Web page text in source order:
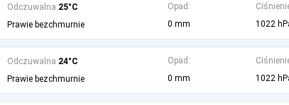
Odczuwalna 25°C
Prawie bezchmurnie
Opad:
0 mm
1022
Odczuwalna 24°C
Prawie bezchmurnie
Opad:
0 mm
1022